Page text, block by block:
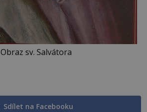
Obraz sv. Salvátora
Sdílet na Facebooku